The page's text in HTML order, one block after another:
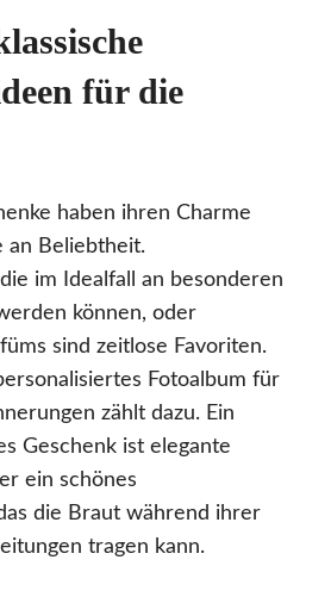
für die
haben ihren Charme
an Beliebtheit.
im Idealfall an besonderen
können, oder
sind zeitlose Favoriten.
Fotoalbum für
zählt dazu. Ein
Geschenk ist elegante
ein schönes
die Braut während ihrer
tragen kann.